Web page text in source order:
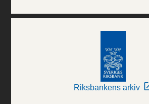
Riksbankens arkiv